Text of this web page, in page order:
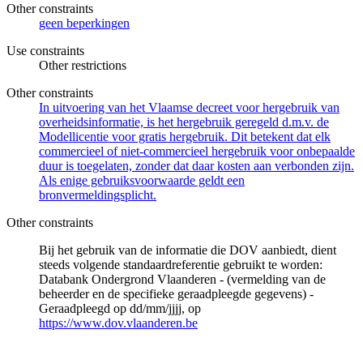
Other constraints
geen beperkingen
Use constraints
Other restrictions
Other constraints
In uitvoering van het Vlaamse decreet voor hergebruik van
overheidsinformatie, is het hergebruik geregeld d.m.v. de
Modellicentie voor gratis hergebruik. Dit betekent dat elk
commercieel of niet-commercieel hergebruik voor onbepaalde
duur is toegelaten, zonder dat daar kosten aan verbonden zijn.
Als enige gebruiksvoorwaarde geldt een
bronvermeldingsplicht.
Other constraints
Bij het gebruik van de informatie die DOV aanbiedt, dient
steeds volgende standaardreferentie gebruikt te worden:
Databank Ondergrond Vlaanderen - (vermelding van de
beheerder en de specifieke geraadpleegde gegevens) -
Geraadpleegd op dd/mm/jjjj, op
https://www.dov.vlaanderen.be